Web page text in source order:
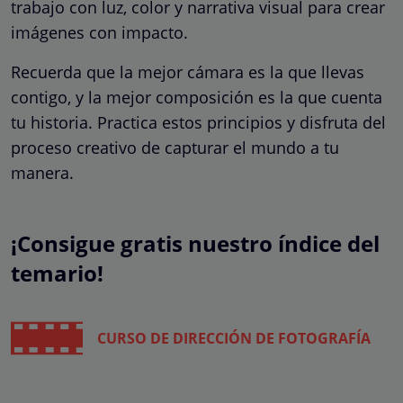
trabajo con luz, color y narrativa visual para crear
imágenes con impacto.
Recuerda que la mejor cámara es la que llevas
contigo, y la mejor composición es la que cuenta
tu historia. Practica estos principios y disfruta del
proceso creativo de capturar el mundo a tu
manera.
¡Consigue gratis nuestro índice del
temario!
CURSO DE DIRECCIÓN DE FOTOGRAFÍA